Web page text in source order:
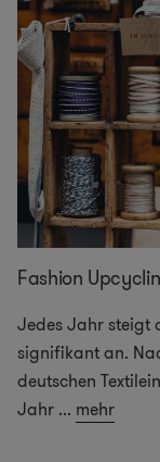
Fashion
Jedes Jahr steigt
signifikant an.
deutschen
Jahr ... mehr